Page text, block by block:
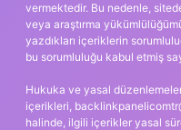
vermektedir. Bu nedenle,
veya araştırma
yazdıkları içeriklerin
bu sorumluluğu kabul etmiş
Hukuka ve yasal
içerikleri,
halinde, ilgili içerikler yasal